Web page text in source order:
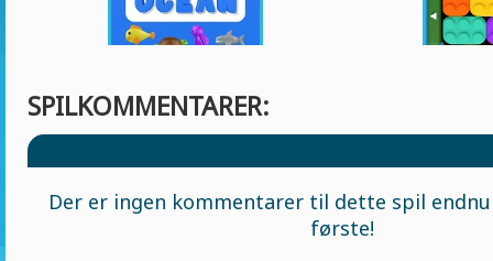
SPILKOMMENTARER:
Der er ingen kommentarer til dette spil
første!